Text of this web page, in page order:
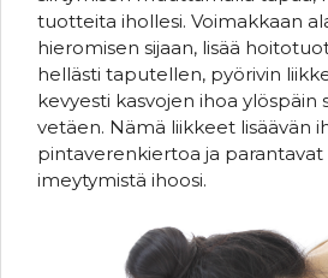
tuotteita ihollesi. Voimakkaan
hieromisen sijaan, lisää
hellästi taputellen, pyörivin
kevyesti kasvojen ihoa ylöspäin
vetäen. Nämä liikkeet lisäävän
pintaverenkiertoa ja
imeytymistä ihoosi.